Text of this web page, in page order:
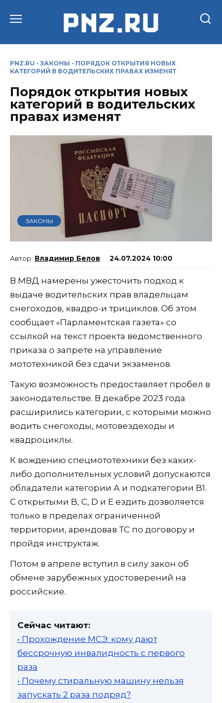
PNZ.RU - ЗАКОНЫ - ПОРЯДОК ОТКРЫТИЯ НОВЫХ
КАТЕГОРИЙ В ВОДИТЕЛЬСКИХ ПРАВАХ ИЗМЕНЯТ
Порядок открытия новых
категорий в водительских
правах изменят
ЗАКОНЫ
Владимир Белов 24.07.2024 10:00
В МВД намерены ужесточить подход к
выдаче водительских прав владельцам
снегоходов, квадро-и трициклов. Об этом
сообщает «Парламентская газета» со
ссылкой на текст проекта ведомственного
приказа о запрете на управление
мототехникой без сдачи экзаменов.
Такую возможность предоставляет пробел в
законодательстве. В декабре 2023 года
расширились категории, с которыми можно
водить снегоходы, мотовездеходы и
квадроциклы.
К вождению спецмототехники без каких-
либо дополнительных условий допускаются
обладатели категории А и подкатегории B1.
С открытыми B, С, D и Е ездить дозволяется
только в пределах ограниченной
территории, арендовав ТС по договору и
пройдя инструктаж.
Потом в апреле вступил в силу закон об
обмене зарубежных удостоверений на
российские.
Сейчас читают:
• Прохождение МСЭ: кому дают
бессрочную инвалидность с первого
раза
• Почему стиральную машину нельзя
запускать 2 раза подряд?